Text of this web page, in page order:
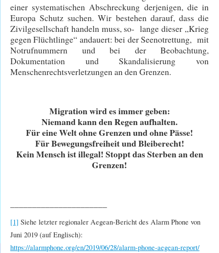
einer systematischen Abschreckung derjenigen, die in
Europa Schutz suchen. Wir bestehen darauf, dass die
Zivilgesellschaft handeln muss, so- lange dieser „Krieg
gegen Flüchtlinge“ andauert: bei der Seenotrettung, mit
Notrufnummern und bei der Beobachtung,
Dokumentation und Skandalisierung von
Menschenrechtsverletzungen an den Grenzen.
Migration wird es immer geben:
Niemand kann den Regen aufhalten.
Für eine Welt ohne Grenzen und ohne Pässe!
Für Bewegungsfreiheit und Bleiberecht!
Kein Mensch ist illegal! Stoppt das Sterben an den
Grenzen!
[1] Siehe letzter regionaler Aegean-Bericht des Alarm Phone von
Juni 2019 (auf Englisch):
https://alarmphone.org/en/2019/06/28/alarm-phone-aegean-report/